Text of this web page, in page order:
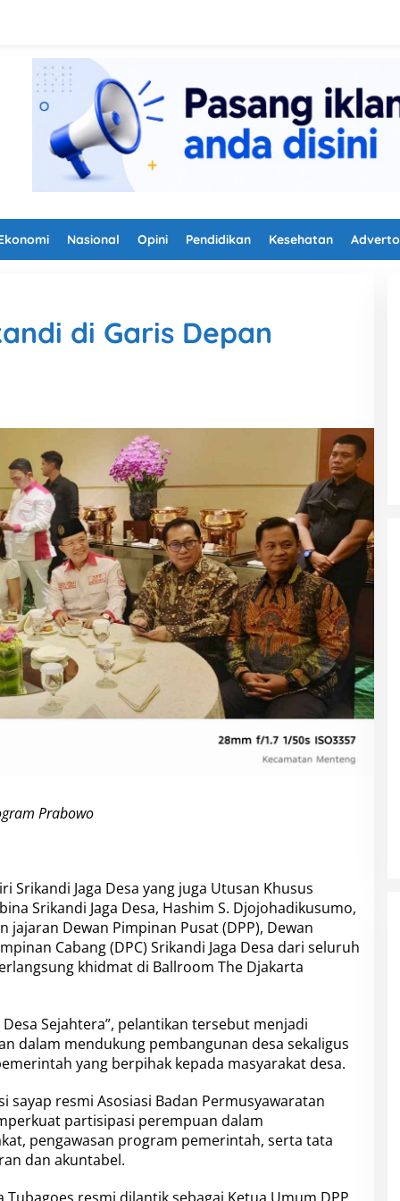
Nasional Opini Pendidikan Kesehatan
di Garis Depan
Prabowo
Srikandi Jaga Desa yang juga Utusan Khusus
Srikandi Jaga Desa, Hashim S. Djojohadikusumo,
Dewan Pimpinan Pusat (DPP), Dewan
Cabang (DPC) Srikandi Jaga Desa dari seluruh
khidmat di Ballroom The Djakarta
Sejahtera”, pelantikan tersebut menjadi
dalam mendukung pembangunan desa sekaligus
yang berpihak kepada masyarakat desa.
sayap resmi Asosiasi Badan Permusyawaratan
partisipasi perempuan dalam
pengawasan program pemerintah, serta tata
dan akuntabel.